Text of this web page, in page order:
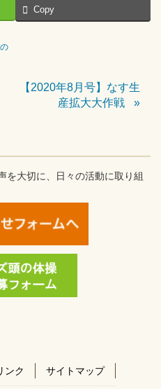
Copy
【2020年8月号】なす生
産拡大大作戦
を大切に、日々の活動に取り組
ンク サイトマップ